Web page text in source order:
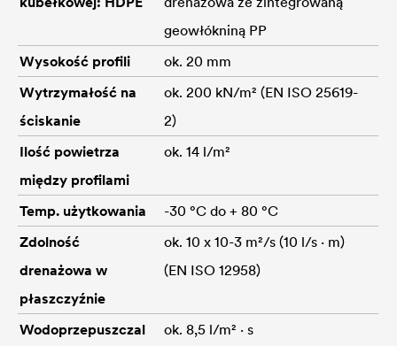
geowłókniną PP
Wysokość profili
ok. 20 mm
Wytrzymałość na
ściskanie
ok. 200 kN/m² (EN ISO 25619-
2)
Ilość powietrza
między profilami
ok. 14 l/m²
Temp. użytkowania
-30 °C do + 80 °C
Zdolność
drenażowa w
płaszczyźnie
ok. 10 x 10-3 m²/s (10 l/s · m)
(EN ISO 12958)
Wodoprzepuszczal
ok. 8,5 l/m² · s